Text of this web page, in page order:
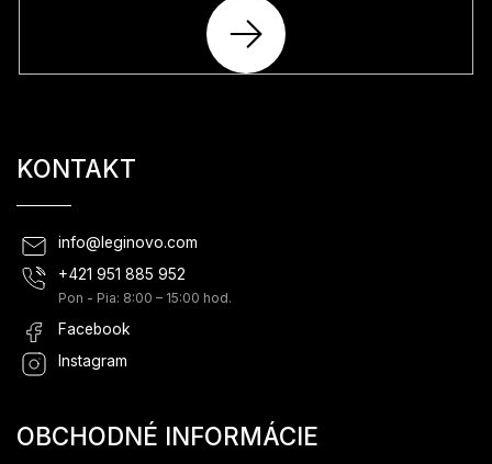
PRIHLÁSIŤ
SA
KONTAKT
info@ leginovo.com
+421 951 885 952
Pon - Pia: 8:00 – 15:00 hod.
Facebook
Instagram
OBCHODNÉ INFORMÁCIE